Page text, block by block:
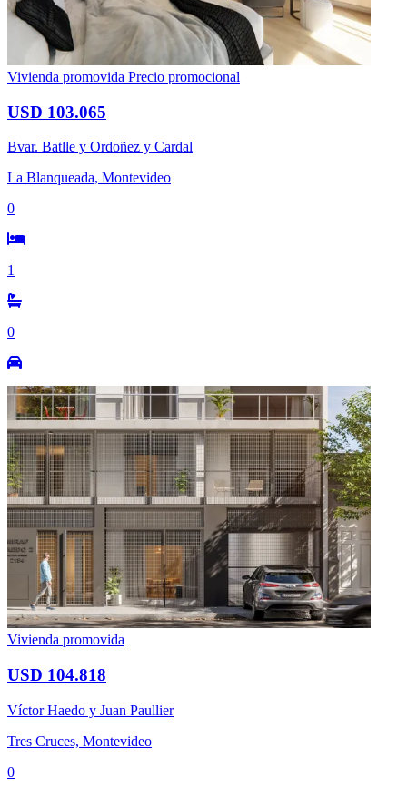
Vivienda promovida Precio promocional
USD 103.065
Bvar. Batlle y Ordoñez y Cardal
La Blanqueada, Montevideo
0
1
0
Vivienda promovida
USD 104.818
Víctor Haedo y Juan Paullier
Tres Cruces, Montevideo
0